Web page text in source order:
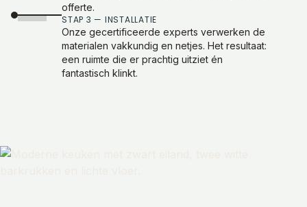
offerte.
STAP 3 — INSTALLATIE
Onze gecertificeerde experts verwerken de
materialen vakkundig en netjes. Het resultaat:
een ruimte die er prachtig uitziet én
fantastisch klinkt.